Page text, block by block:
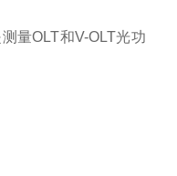
量OLT和V-OLT光功